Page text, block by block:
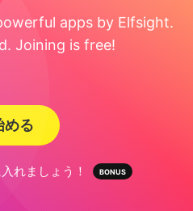
apps by Elfsight.
Joining is free!
める
れましょう！